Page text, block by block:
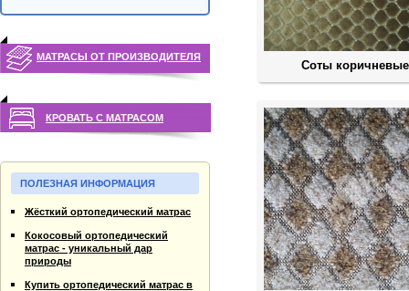
Соты коричневые
МАТРАСЫ ОТ ПРОИЗВОДИТЕЛЯ
КРОВАТЬ С МАТРАСОМ
ПОЛЕЗНАЯ ИНФОРМАЦИЯ
Жёсткий ортопедический матрас
Кокосовый ортопедический
матрас - уникальный дар
природы
Купить ортопедический матрас в